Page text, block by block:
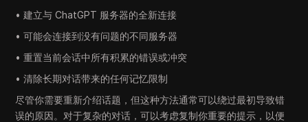
• 建立与 ChatGPT 服务器的全新连接
• 可能会连接到没有问题的不同服务器
• 重置当前会话中所有积累的错误或冲突
• 清除长期对话带来的任何记忆限制
尽管你需要重新介绍话题，但这种方法通常可以绕过最初导致错
误的原因。对于复杂的对话，可以考虑复制你重要的提示，以便